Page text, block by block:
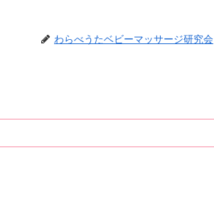
わらべうたベビーマッサージ研究会